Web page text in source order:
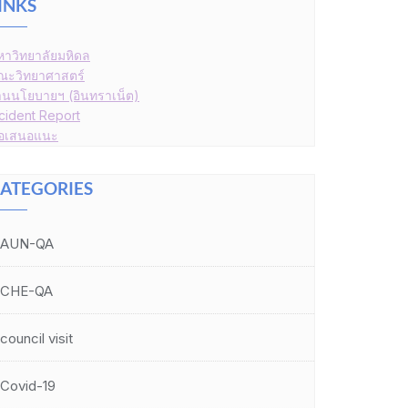
าวิทยาลัยมหิดล
ะวิทยาศาสตร์
นนโยบายฯ (อินทราเน็ต)
Report
เสนอแนะ
AUN-QA
CHE-QA
council visit
Covid-19